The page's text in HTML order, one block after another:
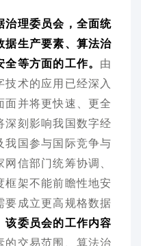
治理委员会，全面统
据生产要素、算法治
等方面的工作。 由
术的应用已经深入
并将更快速、更全
深刻影响我国数字经
我国参与国际竞争与
信部门统筹协调、
框架不能前瞻性地安
要成立更高规格数据
该委员会的工作内容
的交易范围、算法治